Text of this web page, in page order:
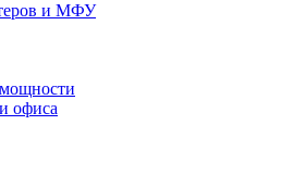
и МФУ
офиса